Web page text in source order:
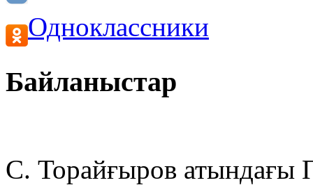
Одноклассники
Байланыстар
С. Торайғыров